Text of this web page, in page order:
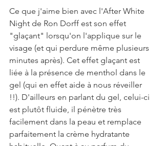
Ce que j'aime bien avec l'After White
Night de Ron Dorff est son effet
"glaçant" lorsqu'on l'applique sur le
visage (et qui perdure même plusieurs
minutes après). Cet effet glaçant est
liée à la présence de menthol dans le
gel (qui en effet aide à nous réveiller
!!). D'ailleurs en parlant du gel, celui-ci
est plutôt fluide, il pénètre très
facilement dans la peau et remplace
parfaitement la crème hydratante